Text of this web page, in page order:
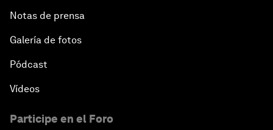
Notas de prensa
Galería de fotos
Pódcast
Vídeos
Participe en el Foro